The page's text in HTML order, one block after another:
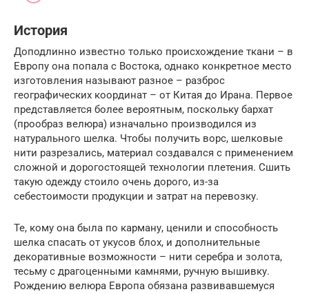
История
Доподлинно известно только происхождение ткани – в
Европу она попала с Востока, однако конкретное место
изготовления называют разное – разброс
географических координат – от Китая до Ирана. Первое
представляется более вероятным, поскольку бархат
(прообраз велюра) изначально производился из
натурального шелка. Чтобы получить ворс, шелковые
нити разрезались, материал создавался с применением
сложной и дорогостоящей технологии плетения. Сшить
такую одежду стоило очень дорого, из-за
себестоимости продукции и затрат на перевозку.
Те, кому она была по карману, ценили и способность
шелка спасать от укусов блох, и дополнительные
декоративные возможности – нити серебра и золота,
тесьму с драгоценными камнями, ручную вышивку.
Рождению велюра Европа обязана развивавшемуся